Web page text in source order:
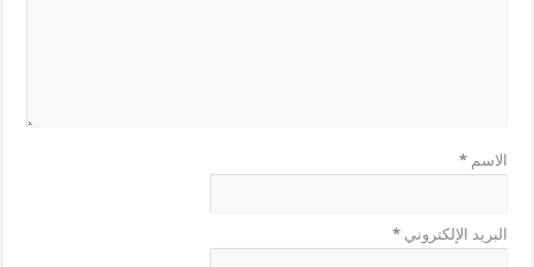
الاسم*
البريد الإلكتروني*